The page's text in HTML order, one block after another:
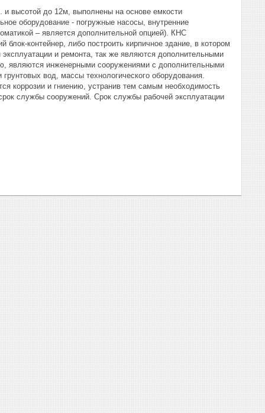
высотой до 12м, выполнены на основе емкости
оборудование - погружные насосы, внутренние
– является дополнительной опцией). КНС
контейнер, либо построить кирпичное здание, в котором
и ремонта, так же являются дополнительными
являются инженерными сооружениями с дополнительными
вод, массы технологического оборудования.
коррозии и гниению, устранив тем самым необходимость
службы сооружений. Срок службы рабочей эксплуатации